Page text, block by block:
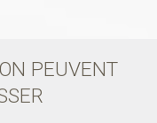
PEUVENT